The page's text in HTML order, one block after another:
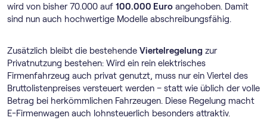
wird von bisher 70.000 auf 100.000 Euro angehoben. Damit
sind nun auch hochwertige Modelle abschreibungsfähig.
Zusätzlich bleibt die bestehende Viertelregelung zur
Privatnutzung bestehen: Wird ein rein elektrisches
Firmenfahrzeug auch privat genutzt, muss nur ein Viertel des
Bruttolistenpreises versteuert werden – statt wie üblich der volle
Betrag bei herkömmlichen Fahrzeugen. Diese Regelung macht
E-Firmenwagen auch lohnsteuerlich besonders attraktiv.